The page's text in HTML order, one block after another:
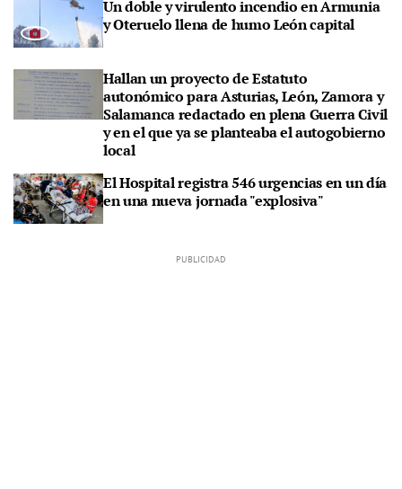
Un doble y virulento incendio en Armunia
y Oteruelo llena de humo León capital
Hallan un proyecto de Estatuto
autonómico para Asturias, León, Zamora y
Salamanca redactado en plena Guerra Civil
y en el que ya se planteaba el autogobierno
local
El Hospital registra 546 urgencias en un día
en una nueva jornada "explosiva"